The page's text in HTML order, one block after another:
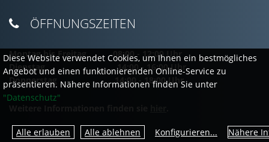
 ÖFFNUNGSZEITEN
Montag bis Freitag 08:00 - 12:00 Uhr
Dienstag 14:00 - 16:00 Uhr
Donnerstag 14:00 - 18:00 Uhr
Diese Website verwendet Cookies, um Ihnen ein bestmögliches
Angebot und einen funktionierenden Online-Service zu
präsentieren. Nähere Informationen finden Sie unter
"Datenschutz"
Nähere